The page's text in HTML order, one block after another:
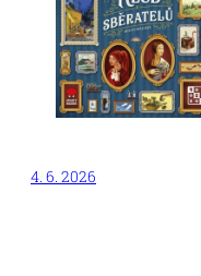
4. 6. 2026